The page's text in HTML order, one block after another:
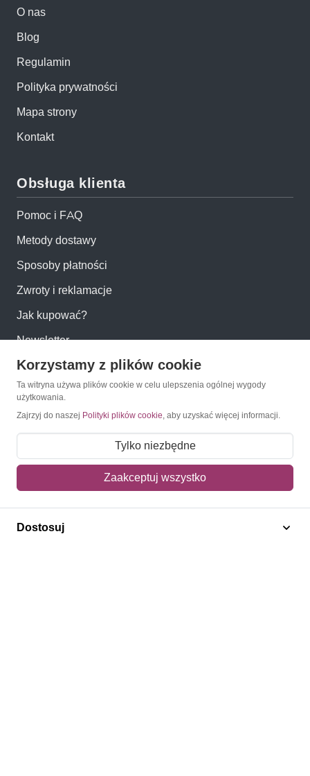
O nas
Blog
Regulamin
Polityka prywatności
Mapa strony
Kontakt
Obsługa klienta
Pomoc i FAQ
Metody dostawy
Sposoby płatności
Zwroty i reklamacje
Jak kupować?
Newsletter
Konto
Moje konto
Mój koszyk
Adres dostawy
Korzystamy z plików cookie
Ta witryna używa plików cookie w celu ulepszenia ogólnej wygody
użytkowania.
Zajrzyj do naszej Polityki plików cookie, aby uzyskać więcej informacji.
Tylko niezbędne
Zaakceptuj wszystko
Dostosuj